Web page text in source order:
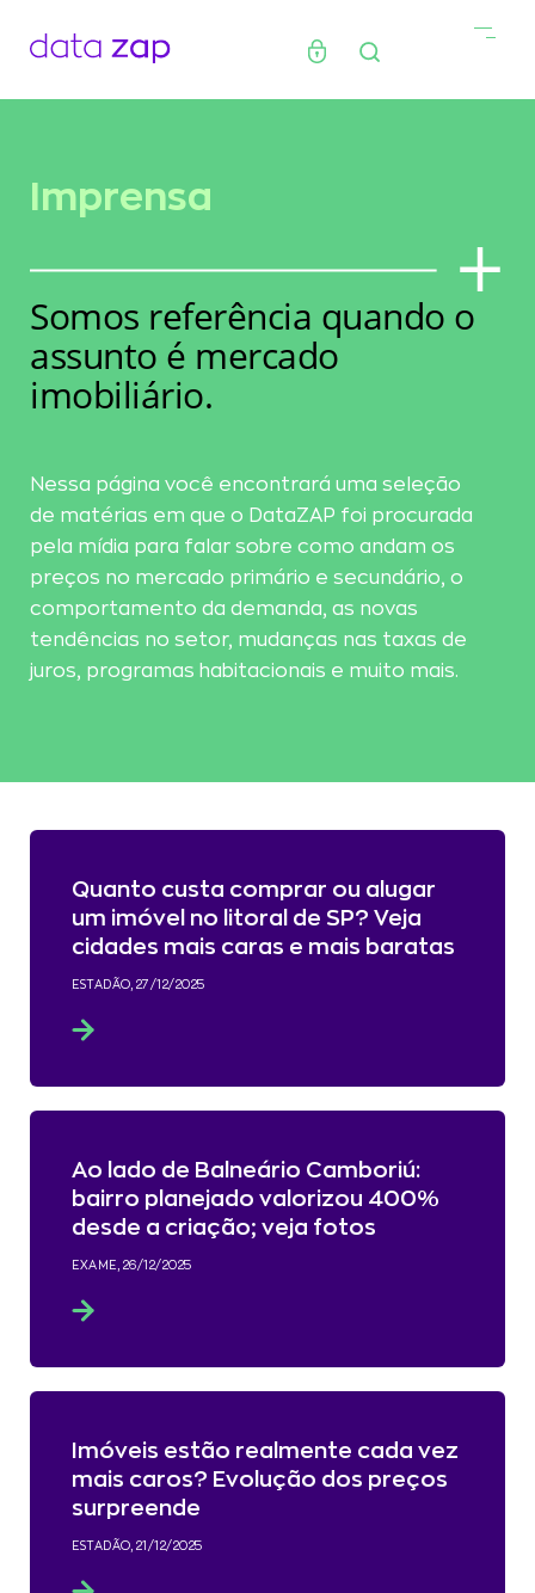
Imprensa
Somos referência quando o
assunto é mercado
imobiliário.
Nessa página você encontrará uma seleção
de matérias em que o DataZAP foi procurada
pela mídia para falar sobre como andam os
preços no mercado primário e secundário, o
comportamento da demanda, as novas
tendências no setor, mudanças nas taxas de
juros, programas habitacionais e muito mais.
Quanto custa comprar ou alugar
um imóvel no litoral de SP? Veja
cidades mais caras e mais baratas
ESTADÃO, 27/12/2025
Ao lado de Balneário Camboriú:
bairro planejado valorizou 400%
desde a criação; veja fotos
EXAME, 26/12/2025
Imóveis estão realmente cada vez
mais caros? Evolução dos preços
surpreende
ESTADÃO, 21/12/2025